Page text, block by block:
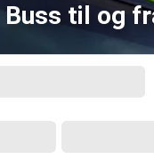
Buss til og